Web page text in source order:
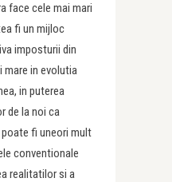
face cele mai mari
fi un mijloc
imposturii din
mare in evolutia
in puterea
de la noi ca
fi uneori mult
conventionale
realitatilor si a